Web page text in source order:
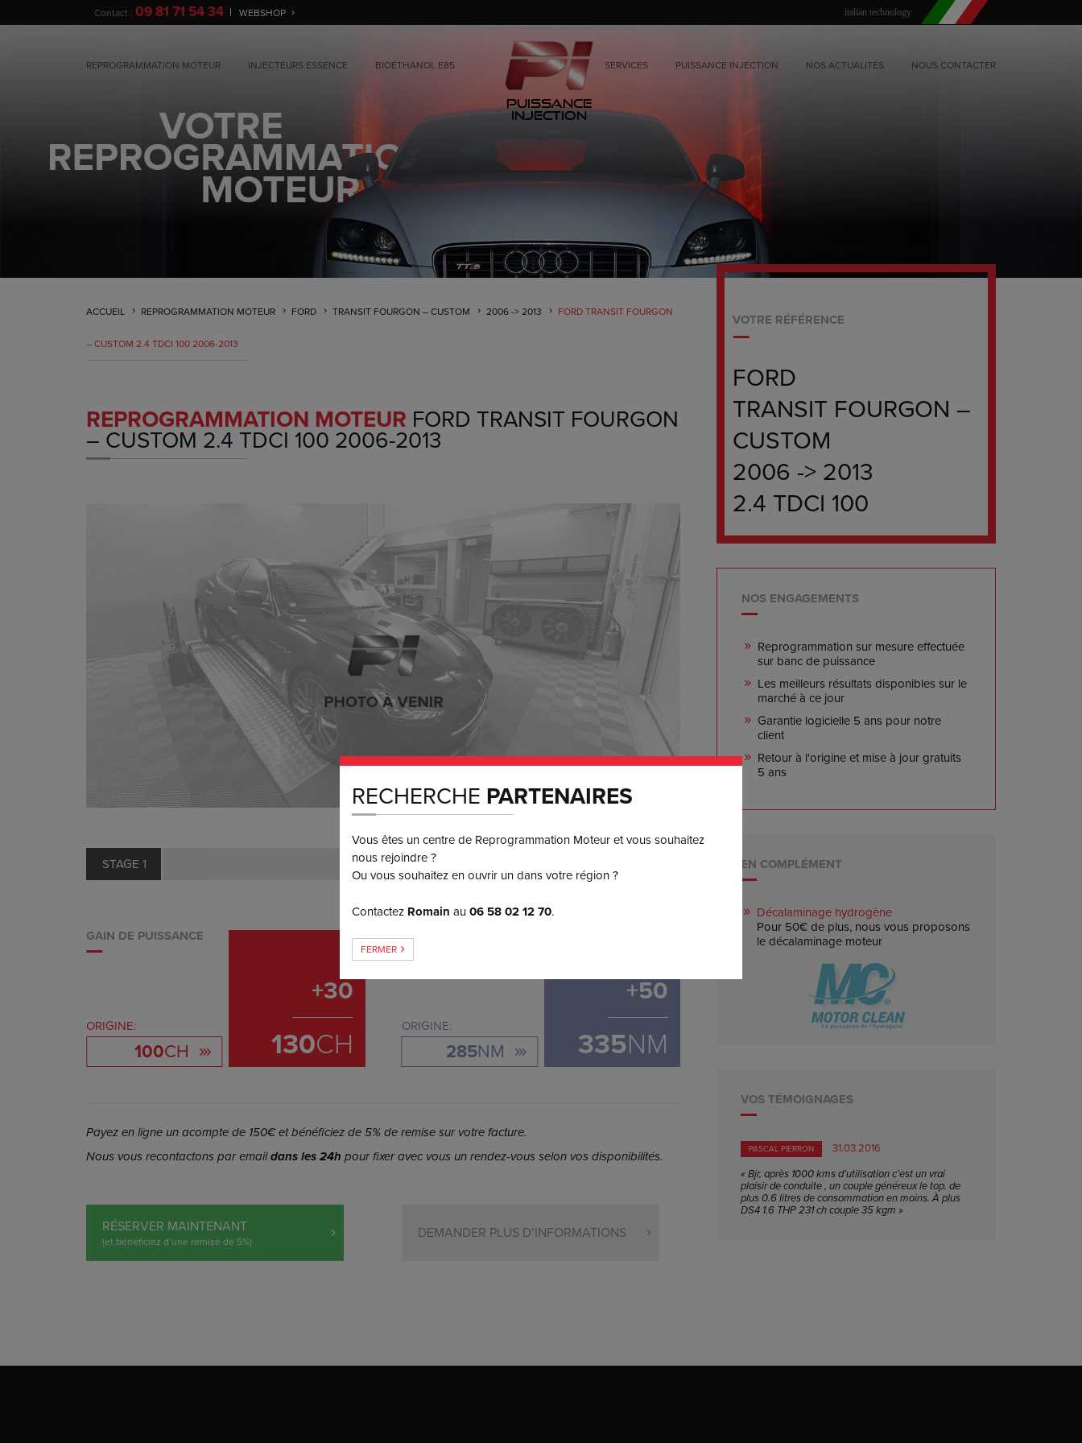
italian technology
Contact : 09 81 71 54 34 WEBSHOP
Puissance
Injection
REPROGRAMMATION MOTEUR INJECTEURS ESSENCE BIOÉTHANOL E85 SERVICES PUISSANCE INJECTION NOS ACTUALITÉS NOUS CONTACTER
ACCUEIL REPROGRAMMATION MOTEUR FORD TRANSIT FOURGON – CUSTOM 2006 -> 2013 FORD TRANSIT FOURGON
– CUSTOM 2.4 TDCI 100 2006-2013
REPROGRAMMATION MOTEUR FORD TRANSIT FOURGON
– CUSTOM 2.4 TDCI 100 2006-2013
STAGE 1 SANS FRAIS 550 € TTC
GAIN DE PUISSANCE
ORIGINE:
100CH
+30
130CH
GAIN DE COUPLE
ORIGINE:
285NM
+50
335NM
Payez en ligne un acompte de 150€ et bénéficiez de 5% de remise sur votre facture.
Nous vous recontactons par emaildans les 24h pour fixer avec vous un rendez-vous selon vos disponibilités.
RÉSERVER MAINTENANT
(et bénéficiez d’une remise de 5%) DEMANDER PLUS D’INFORMATIONS
VOTRE RÉFÉRENCE
FORD
TRANSIT FOURGON –
CUSTOM
2006 -> 2013
2.4 TDCI 100
NOS ENGAGEMENTS
Reprogrammation sur mesure effectuée
sur banc de puissance
Les meilleurs résultats disponibles sur le
marché à ce jour
Garantie logicielle 5 ans pour notre
client
Retour à l'origine et mise à jour gratuits
5 ans
EN COMPLÉMENT
Décalaminage hydrogène
Pour 50€ de plus, nous vous proposons
le décalaminage moteur
VOS TÉMOIGNAGES
PASCAL PIERRON
31.03.2016
« Bjr, après 1000 kms d’utilisation c’est un vrai
plaisir de conduite , un couple généreux le top. de
plus 0.6 litres de consommation en moins. À plus
DS4 1.6 THP 231 ch couple 35 kgm »
RECHERCHE PARTENAIRES
Vous êtes un centre de Reprogrammation Moteur et vous souhaitez
nous rejoindre ?
Ou vous souhaitez en ouvrir un dans votre région ?
Contactez Romain au06 58 02 12 70.
FERMER